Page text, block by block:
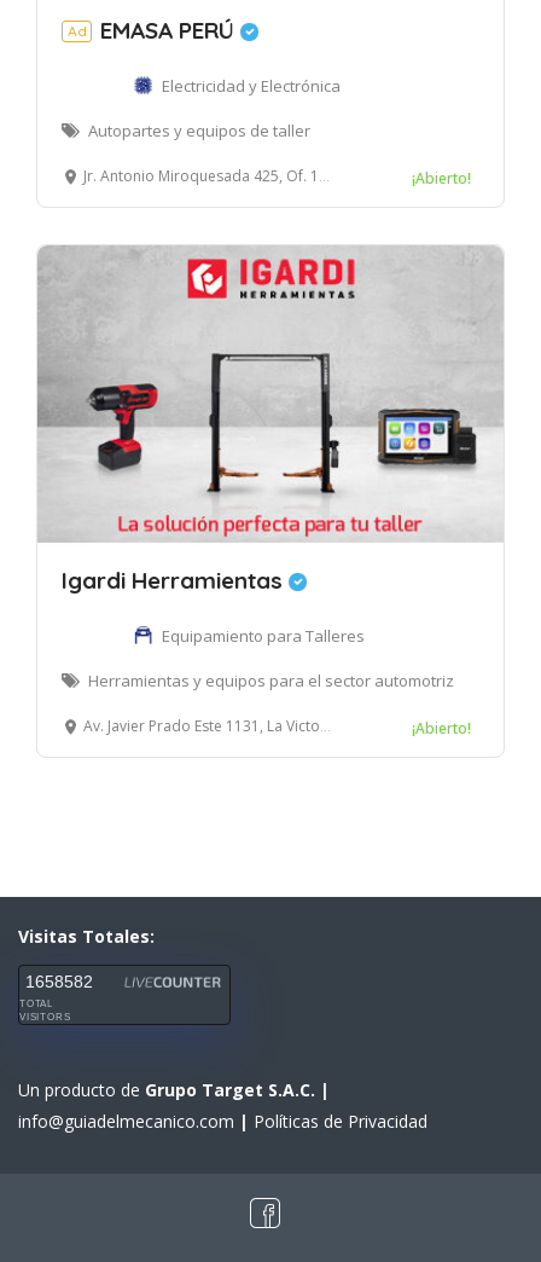
Ad EMASA PERÚ
Electricidad y Electrónica
Autopartes y equipos de taller
Jr. Antonio Miroquesada 425, Of. 1509, Magdalena del Mar, Lima ¡Abierto!
Igardi Herramientas
Equipamiento para Talleres
Herramientas y equipos para el sector automotriz
Av. Javier Prado Este 1131, La Victoria, Lima, Perú ¡Abierto!
Visitas Totales:
1658582
TOTAL
VISITORS
Un producto de Grupo Target S.A.C. |
info@guiadelmecanico.com | Políticas de Privacidad